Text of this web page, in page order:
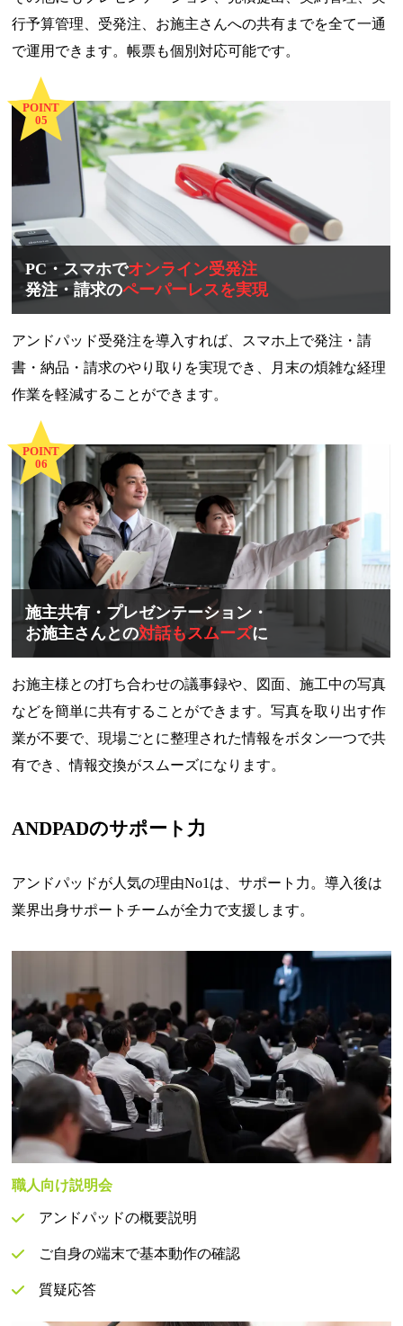
行予算管理、受発注、お施主さんへの共有までを全て一通
で運用できます。帳票も個別対応可能です。
POINT
05
PC・スマホでオンライン受発注
発注・請求のペーパーレスを実現
アンドパッド受発注を導入すれば、スマホ上で発注・請
書・納品・請求のやり取りを実現でき、月末の煩雑な経理
作業を軽減することができます。
POINT
06
施主共有・プレゼンテーション・
お施主さんとの対話もスムーズに
お施主様との打ち合わせの議事録や、図面、施工中の写真
などを簡単に共有することができます。写真を取り出す作
業が不要で、現場ごとに整理された情報をボタン一つで共
有でき、情報交換がスムーズになります。
ANDPADのサポート力
アンドパッドが人気の理由No1は、サポート力。導入後は
業界出身サポートチームが全力で支援します。
職人向け説明会
アンドパッドの概要説明
ご自身の端末で基本動作の確認
質疑応答